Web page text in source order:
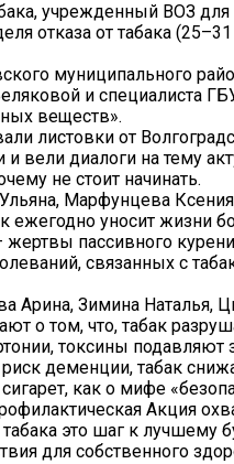
учрежденный ВОЗ
отказа от табака
муниципального
и специалиста
веществ».
листовки от
диалоги на тему
не стоит начинать.
Марфунцева
ежегодно уносит жизни
пассивного
связанных с
Зимина Наталья,
о том, что, табак
токсины
деменции, табак
как о мифе
Акция
это шаг к лучшему
для собственного